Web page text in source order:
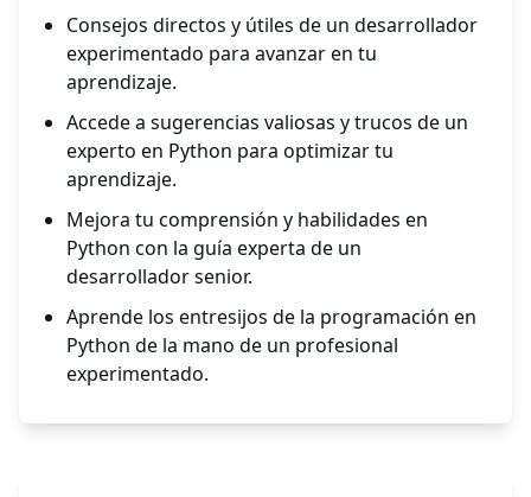
Consejos directos y útiles de un desarrollador
experimentado para avanzar en tu
aprendizaje.
Accede a sugerencias valiosas y trucos de un
experto en Python para optimizar tu
aprendizaje.
Mejora tu comprensión y habilidades en
Python con la guía experta de un
desarrollador senior.
Aprende los entresijos de la programación en
Python de la mano de un profesional
experimentado.